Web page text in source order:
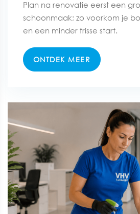
Plan na renovatie eerst een
schoonmaak; zo voorkom je
en een minder frisse start.
ONTDEK MEER